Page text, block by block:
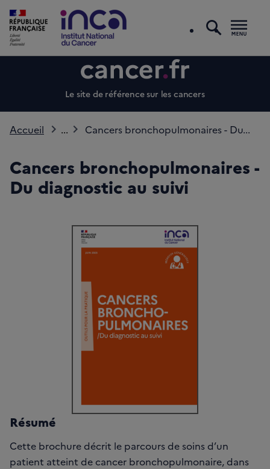
Le site de référence sur les cancers
Accueil ... Cancers bronchopulmonaires - Du...
Cancers bronchopulmonaires -
Du diagnostic au suivi
Résumé
Cette brochure décrit le parcours de soins d’un
patient atteint de cancer bronchopulmonaire, dans